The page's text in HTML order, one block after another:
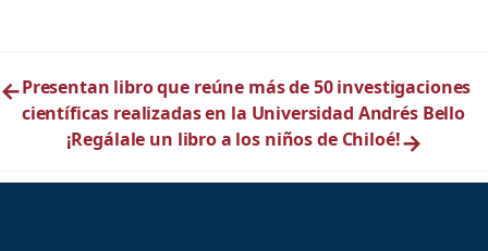
←Presentan libro que reúne más de 50 investigaciones
científicas realizadas en la Universidad Andrés Bello
¡Regálale un libro a los niños de Chiloé!→